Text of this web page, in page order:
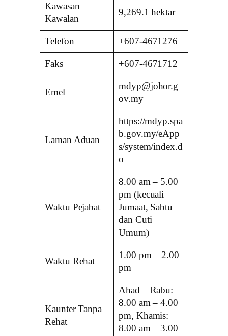
Kawasan
Kawalan
9,269.1 hektar
Telefon +607-4671276
Faks +607-4671712
Emel
mdyp@johor.g
ov.my
Laman Aduan
https://mdyp.spa
b.gov.my/eApp
s/system/index.d
o
Waktu Pejabat
8.00 am – 5.00
pm (kecuali
Jumaat, Sabtu
dan Cuti
Umum)
Waktu Rehat
1.00 pm – 2.00
pm
Kaunter Tanpa
Rehat
Ahad – Rabu:
8.00 am – 4.00
pm, Khamis:
8.00 am – 3.00